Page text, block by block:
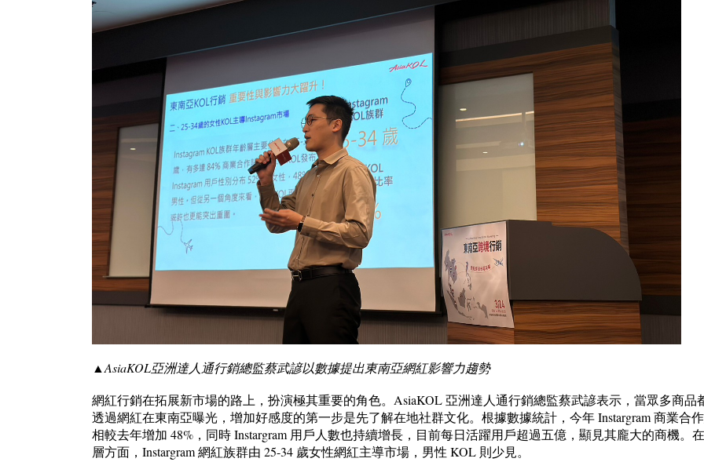
▲AsiaKOL亞洲達人通行銷總監蔡武諺以數據提出東南亞網紅影響力趨勢
網紅行銷在拓展新市場的路上，扮演極其重要的角色。AsiaKOL 亞洲達人通行銷總監蔡武諺表示，當眾多商品
透過網紅在東南亞曝光，增加好感度的第一步是先了解在地社群文化。根據數據統計，今年 Instargram 商業合
相較去年增加 48%，同時 Instargram 用戶人數也持續增長，目前每日活躍用戶超過五億，顯見其龐大的商機。
層方面，Instargram 網紅族群由 25-34 歲女性網紅主導市場，男性 KOL 則少見。